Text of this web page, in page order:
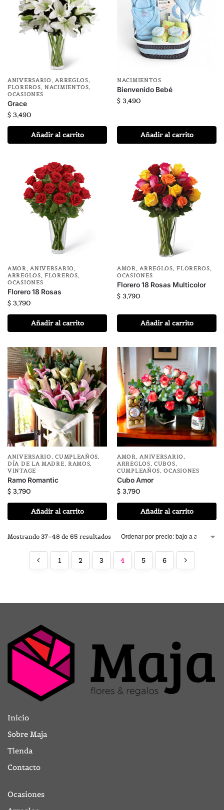
ANIVERSARIO ARREGLOS
FLOREROS ,NACIMIENTOS
OCASIONES
Grace
$ 3,490
Añadir al carrito
NACIMIENTOS
Bienvenido Bebé
$ 3,490
Añadir al carrito
AMOR ANIVERSARIO
ARREGLOS ,FLOREROS
OCASIONES
Florero 18 Rosas
$ 3,790
Añadir al carrito
AMOR ARREGLOS ,FLOREROS
OCASIONES
Florero 18 Rosas Multicolor
$ 3,790
Añadir al carrito
ANIVERSARIO ,CUMPLEAÑOS
DÍA DE LA MADRE RAMOS
VINTAGE
Ramo Romantic
$ 3,790
Añadir al carrito
AMOR ANIVERSARIO
ARREGLOS ,CUBOS
CUMPLEAÑOS ,OCASIONES
Cubo Amor
$ 3,790
Añadir al carrito
Mostrando 37–48 de 65 resultados
1 2 3 4 5 6
Inicio
Sobre Maja
Tienda
Contacto
Ocasiones